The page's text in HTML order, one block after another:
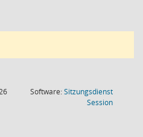
Software:Sitzungsdienst
Session(Wird in